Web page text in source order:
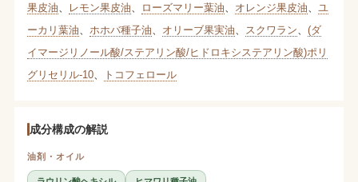
果皮油
レモン果皮油 ローズマリー葉油 オレンジ果皮油
ユ
ーカリ葉油
ホホバ種子油 オリーブ果実油 スクワラン
(ダ
イマージリノール酸/ステアリン酸/ヒドロキシステアリン酸)ポリ
グリセリル-10、 トコフェロール
成分構成の解説
油剤・オイル